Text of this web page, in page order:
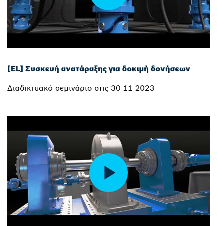
[EL] Συσκευή ανατάραξης για δοκιμή δονήσεων
Διαδικτυακό σεμινάριο στις 30-11-2023